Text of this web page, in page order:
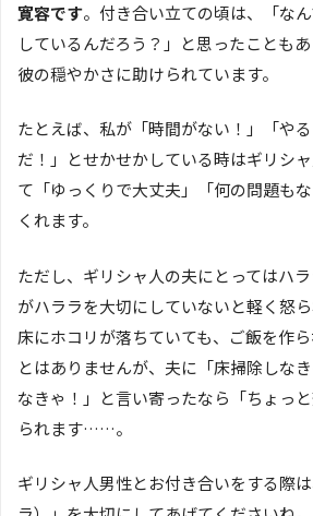
寛容です。付き合い立ての頃は、「な
しているんだろう？」と思ったことも
彼の穏やかさに助けられています。
たとえば、私が「時間がない！」「や
だ！」とせかせかしている時はギリシ
て「ゆっくりで大丈夫」「何の問題も
くれます。
ただし、ギリシャ人の夫にとってはハ
がハララを大切にしていないと軽く怒ら
床にホコリが落ちていても、ご飯を作
とはありませんが、夫に「床掃除しな
なきゃ！」と言い寄ったなら「ちょっ
られます……。
ギリシャ人男性とお付き合いをする際